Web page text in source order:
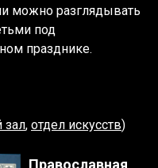
можно разглядывать
под
празднике.
зал, отдел искусств)
Православная